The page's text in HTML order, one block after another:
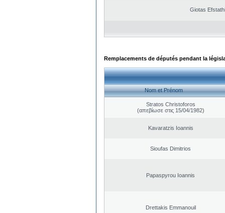
Giotas
Remplacements de députés pendant la
Nom et Prénom
Stratos Christoforos
(απεβίωσε στις 15/04/1982)
Kavaratzis Ioannis
Sioufas Dimitrios
Papaspyrou Ioannis
Drettakis Emmanouil